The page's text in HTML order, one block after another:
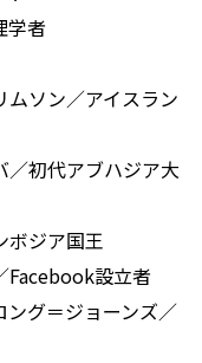
学者
ソン／アイスラン
初代アブハジア大
ジア国王
設立者
グ＝ジョーンズ／